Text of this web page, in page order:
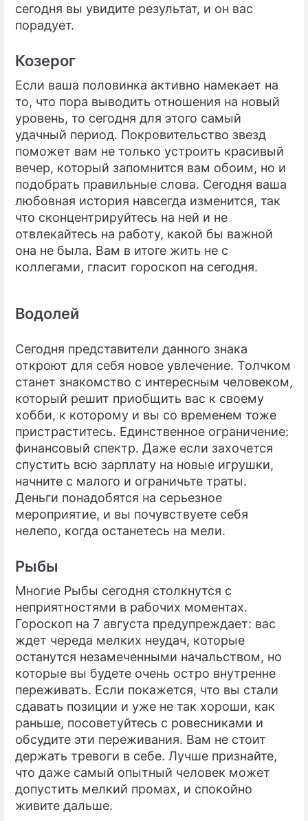
сегодня вы увидите результат, и он вас
порадует.
Козерог
Если ваша половинка активно намекает на
то, что пора выводить отношения на новый
уровень, то сегодня для этого самый
удачный период. Покровительство звезд
поможет вам не только устроить красивый
вечер, который запомнится вам обоим, но и
подобрать правильные слова. Сегодня ваша
любовная история навсегда изменится, так
что сконцентрируйтесь на ней и не
отвлекайтесь на работу, какой бы важной
она не была. Вам в итоге жить не с
коллегами, гласит гороскоп на сегодня.
Водолей
Сегодня представители данного знака
откроют для себя новое увлечение. Толчком
станет знакомство с интересным человеком,
который решит приобщить вас к своему
хобби, к которому и вы со временем тоже
пристраститесь. Единственное ограничение:
финансовый спектр. Даже если захочется
спустить всю зарплату на новые игрушки,
начните с малого и ограничьте траты.
Деньги понадобятся на серьезное
мероприятие, и вы почувствуете себя
нелепо, когда останетесь на мели.
Рыбы
Многие Рыбы сегодня столкнутся с
неприятностями в рабочих моментах.
Гороскоп на 7 августа предупреждает: вас
ждет череда мелких неудач, которые
останутся незамеченными начальством, но
которые вы будете очень остро внутренне
переживать. Если покажется, что вы стали
сдавать позиции и уже не так хороши, как
раньше, посоветуйтесь с ровесниками и
обсудите эти переживания. Вам не стоит
держать тревоги в себе. Лучше признайте,
что даже самый опытный человек может
допустить мелкий промах, и спокойно
живите дальше.